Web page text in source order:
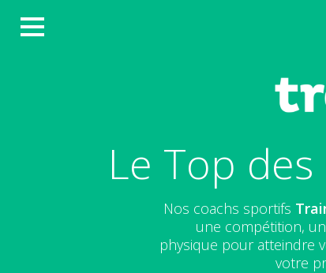
Le Top
Nos coachs sportifs
une compétition,
physique pour atteindre
votre